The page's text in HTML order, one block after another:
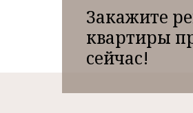
Закажите
квартиры
сейчас!